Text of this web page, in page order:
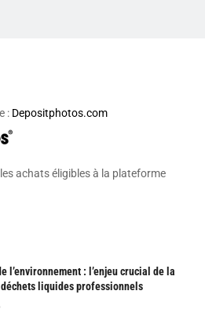
: Depositphotos.com
achats éligibles à la plateforme
l’environnement : l’enjeu crucial de la
liquides professionnels